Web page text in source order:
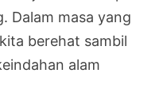
Dalam masa yang
berehat sambil
alam